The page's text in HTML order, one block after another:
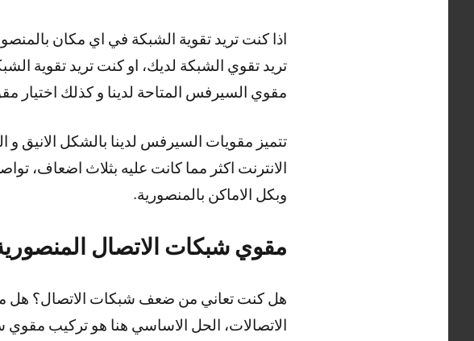
اذا كنت تريد تقوية الشبكة في اي مكان
تريد تقوي الشبكة لديك، او كنت تريد تقوية
مقوي السيرفس المتاحة لدينا و كذلك
تتميز مقويات السيرفس لدينا بالشكل الانيق
الانترنت اكثر مما كانت عليه بثلاث اضعاف،
وبكل الاماكن بالمنصورية.
مقوي شبكات الاتصال
هل كنت تعاني من ضعف شبكات الاتصال؟ هل
الاتصالات، الحل الاساسي هنا هو تركيب